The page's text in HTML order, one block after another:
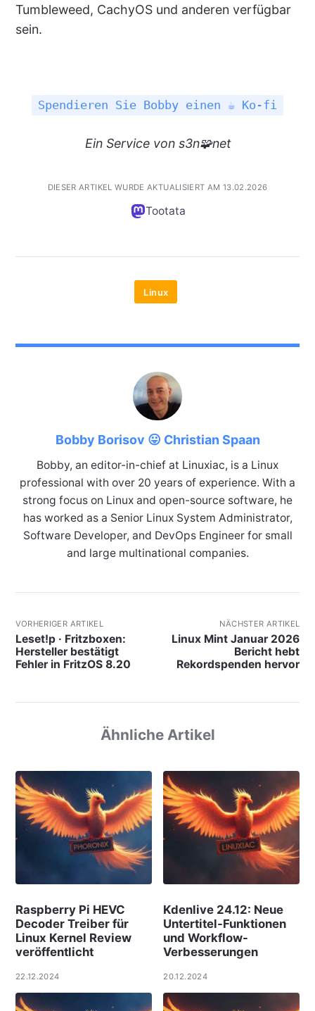
Tumbleweed, CachyOS und anderen verfügbar
sein.
Spendieren Sie Bobby einen ☕ Ko-fi
Ein Servicevon s3n🧩net
DIESER ARTIKEL WURDE AKTUALISIERT AM 13.02.2026
Tootata
Linux
Bobby Borisov 😛 Christian Spaan
Bobby, an editor-in-chief at Linuxiac, is a Linux
professional with over 20 years of experience. With a
strong focus on Linux and open-source software, he
has worked as a Senior Linux System Administrator,
Software Developer, and DevOps Engineer for small
and large multinational companies.
VORHERIGER ARTIKEL
Leset!p · Fritzboxen:
Hersteller bestätigt
Fehler in FritzOS 8.20
NÄCHSTER ARTIKEL
Linux Mint Januar 2026
Bericht hebt
Rekordspenden hervor
Ähnliche Artikel
Raspberry Pi HEVC
Decoder Treiber für
Linux Kernel Review
veröffentlicht
22.12.2024
Kdenlive 24.12: Neue
Untertitel-Funktionen
und Workflow-
Verbesserungen
20.12.2024